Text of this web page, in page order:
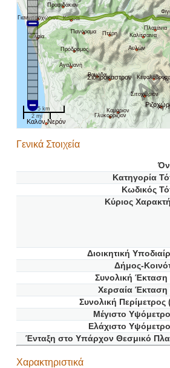
Πρασιδάκιον
Γιαννιτσοχώριον
Καρυαί
Πλατάνια
Πανόραμα Πτέρη
Ελαία Καλίτσαινα
Αυλών
Πρόδρομος
Αγαλιανή
Βανάδα
Σιδηρόκαστρον
Σιτοχώριον
Αγ.
Καμάριον
Γλυκορρίζιον
Καλόν Νερόν
5 km
2 mi
Γενικά Στοιχεία
Κατηγορία
Κωδικός
Κύριος
Διοικητική
Δήμος-
Συνολική Έκταση
Χερσαία Έκταση
Συνολική Περίμετρος
Μέγιστο
Ελάχιστο
Ένταξη στο Υπάρχον Θεσμικό
Χαρακτηριστικά